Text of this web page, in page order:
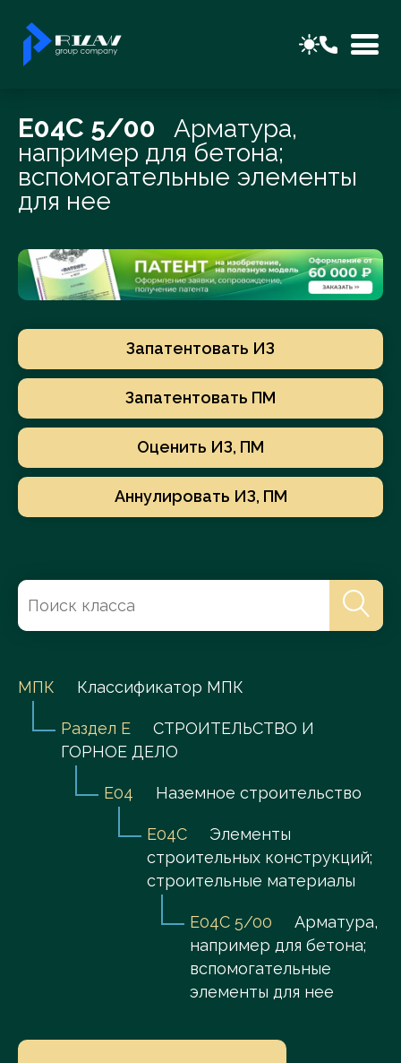
E04C 5/00
Арматура,
например для бетона;
вспомогательные элементы
для нее
Запатентовать ИЗ
Запатентовать ПМ
Оценить ИЗ, ПМ
Аннулировать ИЗ, ПМ
МПК Классификатор МПК
Раздел E
СТРОИТЕЛЬСТВО И
ГОРНОЕ ДЕЛО
E04 Наземное строительство
E04C
Элементы
строительных конструкций;
строительные материалы
E04C 5/00
Арматура,
например для бетона;
вспомогательные
элементы для нее